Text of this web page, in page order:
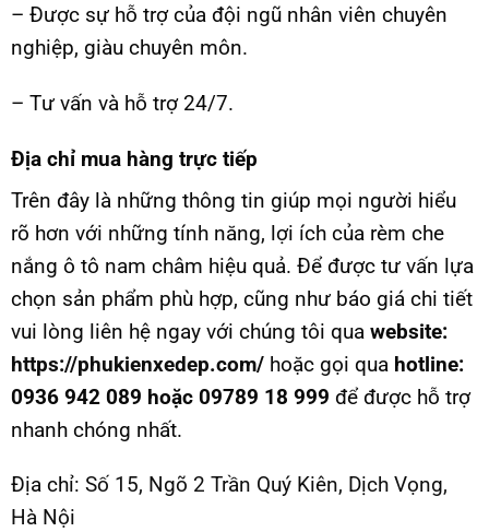
– Được sự hỗ trợ của đội ngũ nhân viên chuyên
nghiệp, giàu chuyên môn.
– Tư vấn và hỗ trợ 24/7.
Địa chỉ mua hàng trực tiếp
Trên đây là những thông tin giúp mọi người hiểu
rõ hơn với những tính năng, lợi ích của rèm che
nắng ô tô nam châm hiệu quả. Để được tư vấn lựa
chọn sản phẩm phù hợp, cũng như báo giá chi tiết
vui lòng liên hệ ngay với chúng tôi qua website:
https://phukienxedep.com/hoặc gọi qua hotline:
0936 942 089 hoặc 09789 18 999 để được hỗ trợ
nhanh chóng nhất.
Địa chỉ: Số 15, Ngõ 2 Trần Quý Kiên, Dịch Vọng,
Hà Nội